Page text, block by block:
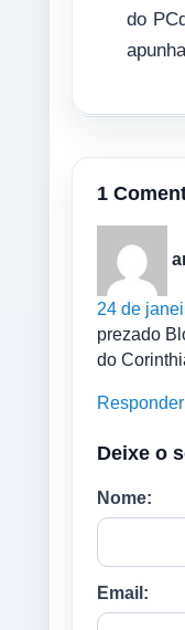
do
1
24 de
prezado
do
Responder
Deixe o
Nome:
Email: